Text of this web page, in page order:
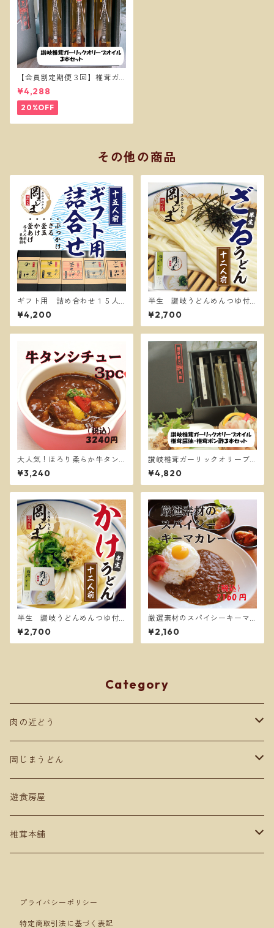
【会員割定期便３回】椎茸ガ
ーリックオイル３本セット
¥4,288
20%OFF
その他の商品
ギフト用 詰め合わせ１５人
前
¥4,200
半生 讃岐うどんめんつゆ付
き１２人前 ざるうどん
¥2,700
大人気！ほろり柔らか牛タン
シチュー ３PC【送料別】
¥3,240
讃岐椎茸ガーリックオリーブ
オイル・椎茸醤油・椎茸ポン
酢・３本セット
¥4,820
半生 讃岐うどんめんつゆ付
き１２人前かけうどん
¥2,700
厳選素材のスパイシーキーマ
カレー4食【送料別】
¥2,160
Category
肉の近どう
肉商品
岡じまうどん
ギフト贈答用
遊食房屋
椎茸本舗
プライバシーポリシー
特定商取引法に基づく表記